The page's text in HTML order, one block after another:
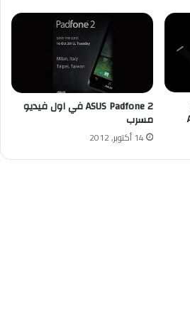
ASUS Padfone 2 في اول فيديو
مسرب
14 أكتوبر, 2012